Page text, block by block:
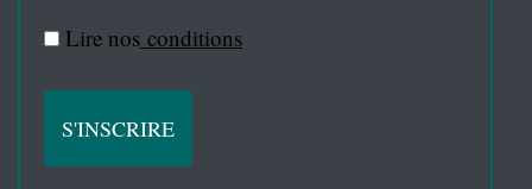
Lire nos conditions